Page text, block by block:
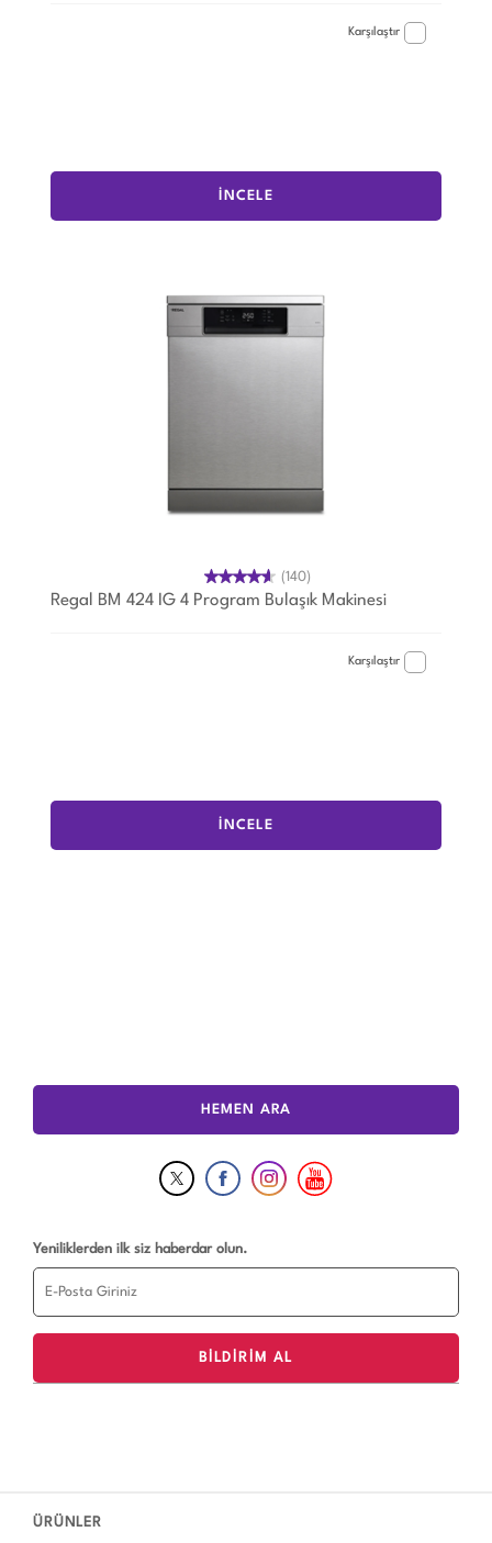
Karşılaştır
İNCELE
(140)
Regal BM 424 IG 4 Program Bulaşık Makinesi
Karşılaştır
İNCELE
HEMEN ARA
Yeniliklerden ilk siz haberdar olun.
ÜRÜNLER